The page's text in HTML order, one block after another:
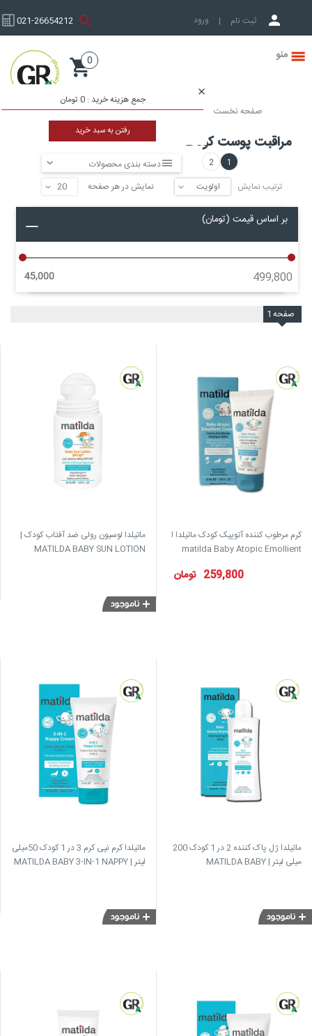
ثبت نام | ورود به حساب کاربری 021-26654212
0
جمع هزینه خرید : 0 تومان
رفتن به سبد خرید
صفحه نخست محصولات مادر و کودک مراقبت پوست کودک
مراقبت پوست کودک
دسته بندی محصولات 1
2
نمایش در هر صفحه ▼ ترتیب نمایش ▼
بر اساس قیمت (تومان)
499,800
45,000
صفحه1
کرم مرطوب کننده آتوپیک کودک ماتیلدا ا
matilda Baby Atopic Emollient
تومان 259,800
ماتیلدا لوسیون رولی ضد آفتاب کودک |
MATILDA BABY SUN LOTION
ماتیلدا ژل پاک کننده 2 در 1 کودک 200
میلی لیتر | MATILDA BABY
ماتیلدا کرم نپی کرم 3 در 1 کودک 50میلی
لیتر | MATILDA BABY 3-IN-1 NAPPY